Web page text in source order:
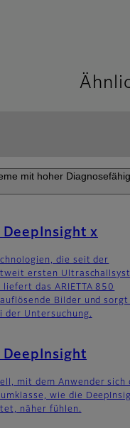
mit hoher
DeepInsight x
die seit der
ersten
das ARIETTA 850
Bilder und
der Untersuchung.
DeepInsight
mit dem Anwender sich
wie die
näher fühlen.